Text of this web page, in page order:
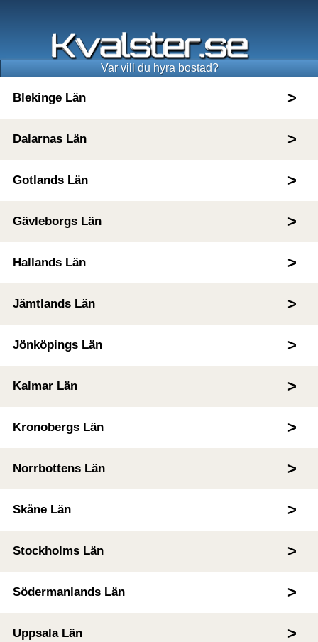
Var vill du hyra bostad?
Blekinge Län
Dalarnas Län
Gotlands Län
Gävleborgs Län
Hallands Län
Jämtlands Län
Jönköpings Län
Kalmar Län
Kronobergs Län
Norrbottens Län
Skåne Län
Stockholms Län
Södermanlands Län
Uppsala Län